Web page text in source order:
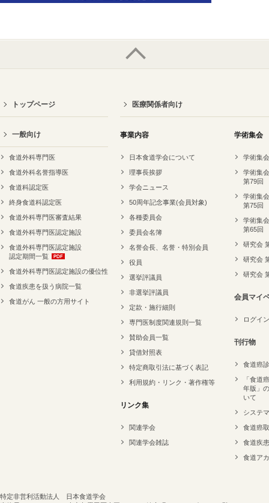
トップページ
一般向け
食道外科専門医
食道外科名誉指導医
食道科認定医
終身食道科認定医
食道外科専門医審査結果
食道外科専門医認定施設
食道外科専門医認定施設
認定期間一覧
食道外科専門医認定施設の優位性
食道疾患を扱う病院一覧
食道がん 一般の方用サイト
医療関係者向け
事業内容
日本食道学会について
理事長挨拶
学会ニュース
50周年記念事業(会員対象)
各種委員会
委員会名簿
名誉会長、名誉・特別会員
役員
選挙評議員
非選挙評議員
定款・施行細則
専門医制度関連規則一覧
賛助会員一覧
貸借対照表
特定商取引法に基づく表記
利用規約・リンク・著作権等
リンク集
関連学会
関連学会雑誌
学術集会
学術集
学術集
第79回
学術集
第75回
学術集
第65回
研究会
研究会
研究会
会員マイ
ログイン
刊行物
食道癌
「食道
年版」
いて
システ
食道癌
食道疾
食道ア
特定非営利活動法人 日本食道学会